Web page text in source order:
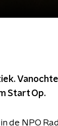
Start Op.
de NPO